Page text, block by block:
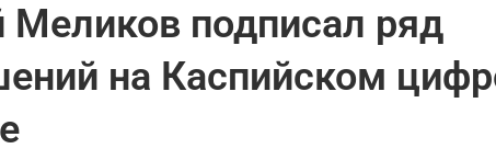
Меликов подписал ряд
на Каспийском